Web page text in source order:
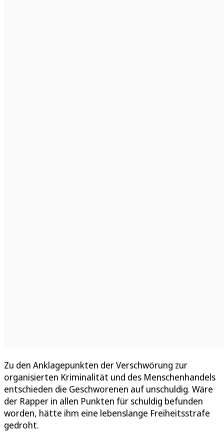
Zu den Anklagepunkten der Verschwörung zur
organisierten Kriminalität und des Menschenhandels
entschieden die Geschworenen auf unschuldig. Wäre
der Rapper in allen Punkten für schuldig befunden
worden, hätte ihm eine lebenslange Freiheitsstrafe
gedroht.